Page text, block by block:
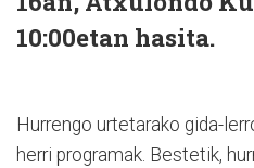
10:00etan hasita.
Hurrengo urtetarako gida-
herri programak. Bestetik,